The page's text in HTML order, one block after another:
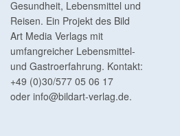
Gesundheit, Lebensmittel und
Reisen. Ein Projekt des Bild
Art Media Verlags mit
umfangreicher Lebensmittel-
und Gastroerfahrung. Kontakt:
+49 (0)30/577 05 06 17
oder info@bildart-verlag.de.